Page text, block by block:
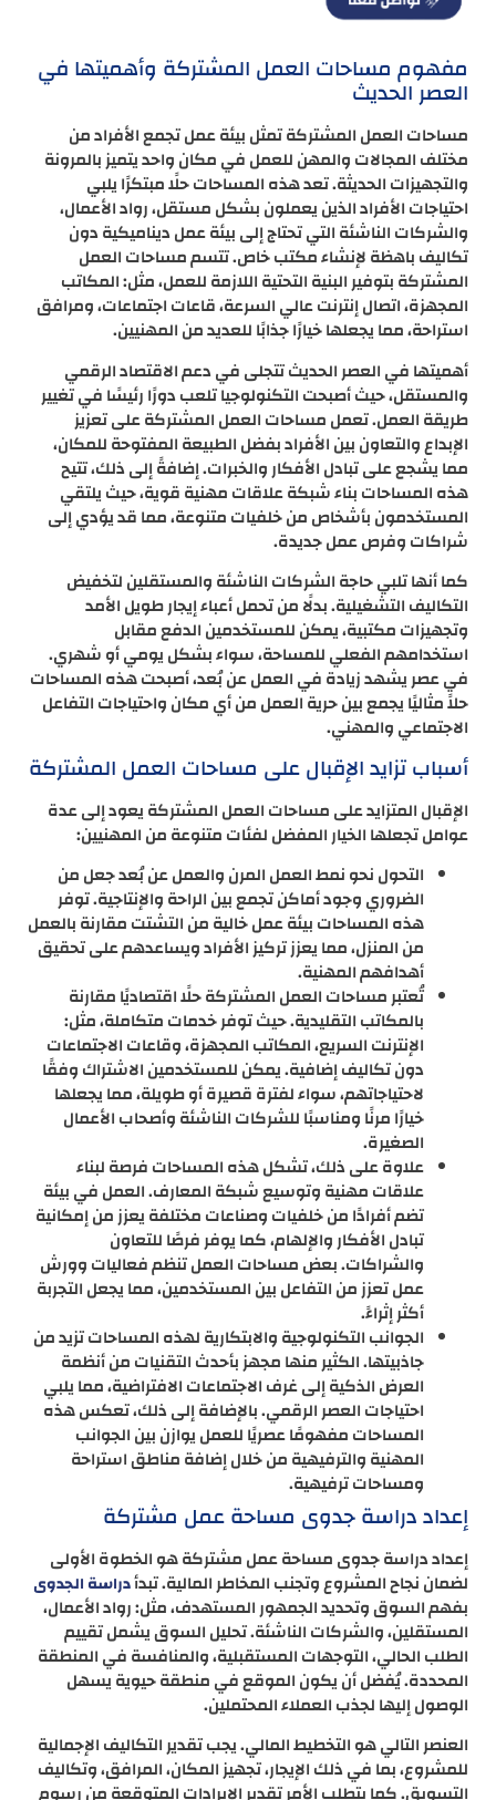
مفهوم مساحات العمل المشتركة وأهميتها في
العصر الحديث
مساحات العمل المشتركة تمثل بيئة عمل تجمع الأفراد من
مختلف المجالات والمهن للعمل في مكان واحد يتميز بالمرونة
والتجهيزات الحديثة. تعد هذه المساحات حلًا مبتكرًا يلبي
احتياجات الأفراد الذين يعملون بشكل مستقل، رواد الأعمال،
والشركات الناشئة التي تحتاج إلى بيئة عمل ديناميكية دون
تكاليف باهظة لإنشاء مكتب خاص. تتسم مساحات العمل
المشتركة بتوفير البنية التحتية اللازمة للعمل، مثل: المكاتب
المجهزة، اتصال إنترنت عالي السرعة، قاعات اجتماعات، ومرافق
استراحة، مما يجعلها خيارًا جذابًا للعديد من المهنيين.
أهميتها في العصر الحديث تتجلى في دعم الاقتصاد الرقمي
والمستقل، حيث أصبحت التكنولوجيا تلعب دورًا رئيسًا في تغيير
طريقة العمل. تعمل مساحات العمل المشتركة على تعزيز
الإبداع والتعاون بين الأفراد بفضل الطبيعة المفتوحة للمكان،
مما يشجع على تبادل الأفكار والخبرات. إضافةً إلى ذلك، تتيح
هذه المساحات بناء شبكة علاقات مهنية قوية، حيث يلتقي
المستخدمون بأشخاص من خلفيات متنوعة، مما قد يؤدي إلى
شراكات وفرص عمل جديدة.
كما أنها تلبي حاجة الشركات الناشئة والمستقلين لتخفيض
التكاليف التشغيلية. بدلًا من تحمل أعباء إيجار طويل الأمد
وتجهيزات مكتبية، يمكن للمستخدمين الدفع مقابل
استخدامهم الفعلي للمساحة، سواء بشكل يومي أو شهري.
في عصر يشهد زيادة في العمل عن بُعد، أصبحت هذه المساحات
حلاً مثاليًا يجمع بين حرية العمل من أي مكان واحتياجات التفاعل
الاجتماعي والمهني.
أسباب تزايد الإقبال على مساحات العمل المشتركة
الإقبال المتزايد على مساحات العمل المشتركة يعود إلى عدة
عوامل تجعلها الخيار المفضل لفئات متنوعة من المهنيين:
التحول نحو نمط العمل المرن والعمل عن بُعد جعل من
الضروري وجود أماكن تجمع بين الراحة والإنتاجية. توفر
هذه المساحات بيئة عمل خالية من التشتت مقارنة بالعمل
من المنزل، مما يعزز تركيز الأفراد ويساعدهم على تحقيق
أهدافهم المهنية.
تُعتبر مساحات العمل المشتركة حلًا اقتصاديًا مقارنة
بالمكاتب التقليدية. حيث توفر خدمات متكاملة، مثل:
الإنترنت السريع، المكاتب المجهزة، وقاعات الاجتماعات
دون تكاليف إضافية. يمكن للمستخدمين الاشتراك وفقًا
لاحتياجاتهم، سواء لفترة قصيرة أو طويلة، مما يجعلها
خيارًا مرنًا ومناسبًا للشركات الناشئة وأصحاب الأعمال
الصغيرة.
علاوة على ذلك، تشكل هذه المساحات فرصة لبناء
علاقات مهنية وتوسيع شبكة المعارف. العمل في بيئة
تضم أفرادًا من خلفيات وصناعات مختلفة يعزز من إمكانية
تبادل الأفكار والإلهام، كما يوفر فرصًا للتعاون
والشراكات. بعض مساحات العمل تنظم فعاليات وورش
عمل تعزز من التفاعل بين المستخدمين، مما يجعل التجربة
أكثر إثراءً.
الجوانب التكنولوجية والابتكارية لهذه المساحات تزيد من
جاذبيتها. الكثير منها مجهز بأحدث التقنيات من أنظمة
العرض الذكية إلى غرف الاجتماعات الافتراضية، مما يلبي
احتياجات العصر الرقمي. بالإضافة إلى ذلك، تعكس هذه
المساحات مفهومًا عصريًا للعمل يوازن بين الجوانب
المهنية والترفيهية من خلال إضافة مناطق استراحة
ومساحات ترفيهية.
إعداد دراسة جدوى مساحة عمل مشتركة
إعداد دراسة جدوى مساحة عمل مشتركة هو الخطوة الأولى
لضمان نجاح المشروع وتجنب المخاطر المالية. تبدأدراسة الجدوى
بفهم السوق وتحديد الجمهور المستهدف، مثل: رواد الأعمال،
المستقلين، والشركات الناشئة. تحليل السوق يشمل تقييم
الطلب الحالي، التوجهات المستقبلية، والمنافسة في المنطقة
المحددة. يُفضل أن يكون الموقع في منطقة حيوية يسهل
الوصول إليها لجذب العملاء المحتملين.
العنصر التالي هو التخطيط المالي. يجب تقدير التكاليف الإجمالية
للمشروع، بما في ذلك الإيجار، تجهيز المكان، المرافق، وتكاليف